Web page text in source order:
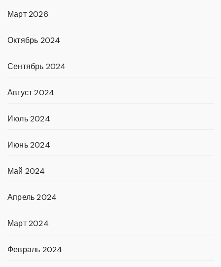
Март 2026
Октябрь 2024
Сентябрь 2024
Август 2024
Июль 2024
Июнь 2024
Май 2024
Апрель 2024
Март 2024
Февраль 2024